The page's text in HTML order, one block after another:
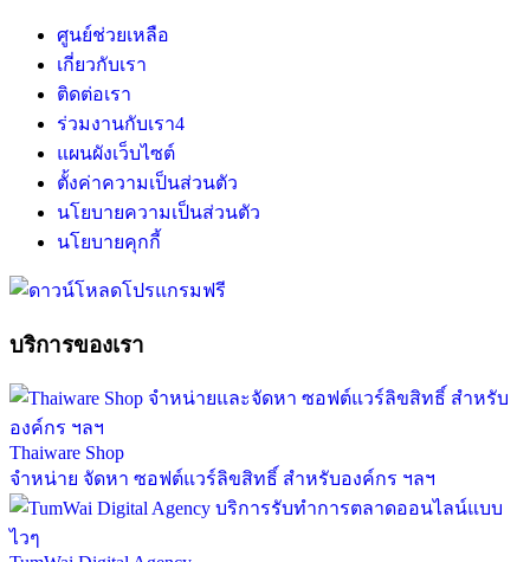
ศูนย์ช่วยเหลือ
เกี่ยวกับเรา
ติดต่อเรา
ร่วมงานกับเรา4
แผนผังเว็บไซต์
ตั้งค่าความเป็นส่วนตัว
นโยบายความเป็นส่วนตัว
นโยบายคุกกี้
บริการของเรา
Thaiware Shop
จำหน่าย จัดหา ซอฟต์แวร์ลิขสิทธิ์ สำหรับองค์กร ฯลฯ